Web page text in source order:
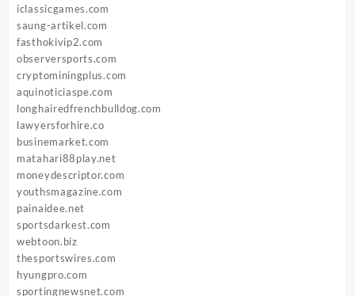
iclassicgames.com
saung-artikel.com
fasthokivip2.com
observersports.com
cryptominingplus.com
aquinoticiaspe.com
longhairedfrenchbulldog.com
lawyersforhire.co
businemarket.com
matahari88play.net
moneydescriptor.com
youthsmagazine.com
painaidee.net
sportsdarkest.com
webtoon.biz
thesportswires.com
hyungpro.com
sportingnewsnet.com